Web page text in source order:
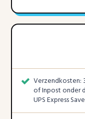
Verzendkosten:
of Inpost onder
UPS Express